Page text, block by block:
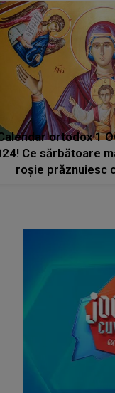
ortodox 1
Ce sărbătoare
roșie prăznuiesc